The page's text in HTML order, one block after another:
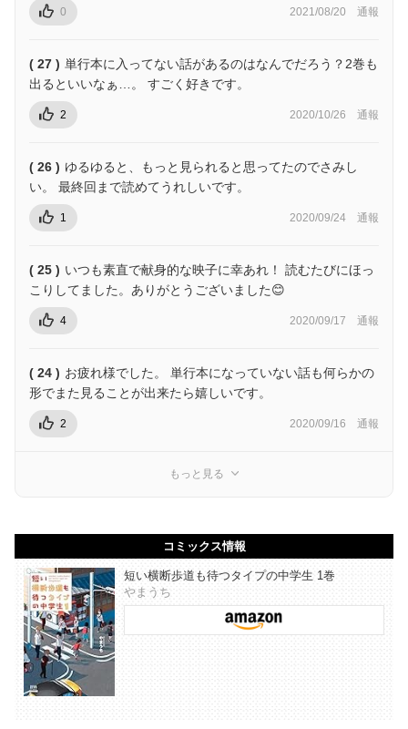
0 2021/08/20 通報
( 27 ) 単行本に入ってない話があるのはなんでだろう？2巻も
出るといいなぁ…。 すごく好きです。
2 2020/10/26 通報
( 26 ) ゆるゆると、もっと見られると思ってたのでさみし
い。 最終回まで読めてうれしいです。
1 2020/09/24 通報
( 25 ) いつも素直で献身的な映子に幸あれ！ 読むたびにほっ
こりしてました。ありがとうございました😊
4 2020/09/17 通報
( 24 ) お疲れ様でした。 単行本になっていない話も何らかの
形でまた見ることが出来たら嬉しいです。
2 2020/09/16 通報
もっと見る
コミックス情報
短い横断歩道も待つタイプの中学生 1巻
やまうち